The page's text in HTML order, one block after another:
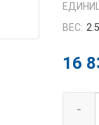
ВЕС:
16
-